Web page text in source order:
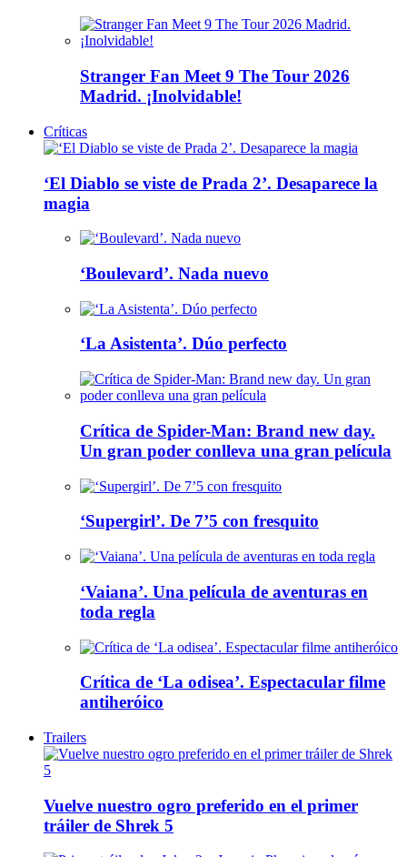
Stranger Fan Meet 9 The Tour 2026
Madrid. ¡Inolvidable!
Críticas
‘El Diablo se viste de Prada 2’. Desaparece la
magia
‘Boulevard’. Nada nuevo
‘La Asistenta’. Dúo perfecto
Crítica de Spider-Man: Brand new day.
Un gran poder conlleva una gran película
‘Supergirl’. De 7’5 con fresquito
‘Vaiana’. Una película de aventuras en
toda regla
Crítica de ‘La odisea’. Espectacular filme
antiheróico
Trailers
Vuelve nuestro ogro preferido en el primer
tráiler de Shrek 5